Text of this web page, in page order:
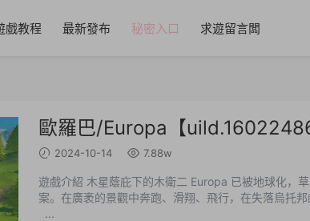
戲教程 最新發布 秘密入口 求遊留言闆
歐羅巴/Europa【
2024-10-14 7.88w
遊戲介紹 木星蔭庇下的木衛二 Europa 已被地球化，
案。在廣袤的景觀中奔跑、滑翔、飛行，在失落烏托
...